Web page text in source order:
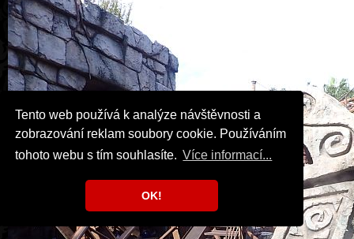
Tento web používá k analýze návštěvnosti a
zobrazování reklam soubory cookie. Používáním
tohoto webu s tím souhlasíte. Více informací...
OK!